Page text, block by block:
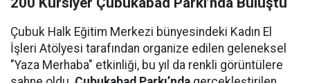
Çubuk Halk Eğitim Merkezi bünyesindeki Kadın El
İşleri Atölyesi tarafından organize edilen geleneksel
"Yaza Merhaba" etkinliği, bu yıl da renkli görüntülere